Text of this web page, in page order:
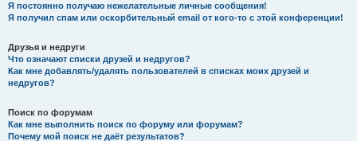
Я постоянно получаю нежелательные личные сообщения!
Я получил спам или оскорбительный email от кого-то с этой конференции!
Друзья и недруги
Что означают списки друзей и недругов?
Как мне добавлять/удалять пользователей в списках моих друзей и
недругов?
Поиск по форумам
Как мне выполнить поиск по форуму или форумам?
Почему мой поиск не даёт результатов?